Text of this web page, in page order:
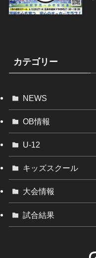
カテゴリー
NEWS
OB情報
U-12
キッズスクール
大会情報
試合結果